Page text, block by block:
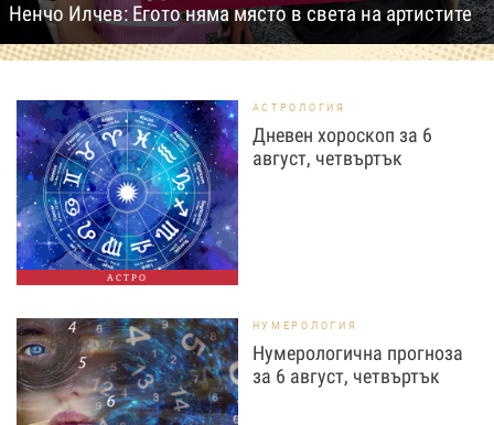
Ненчо Илчев: Егото няма място в света на артистите
АСТРО
АСТРОЛОГИЯ
Дневен хороскоп за 6
август, четвъртък
НУМЕРОЛОГИЯ
Нумерологична прогноза
за 6 август, четвъртък